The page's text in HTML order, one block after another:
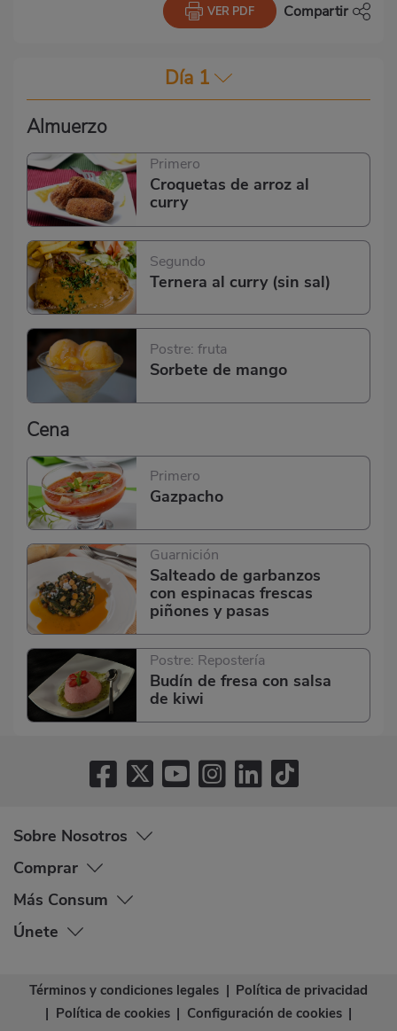
Compartir
VER PDF
Día 1
Almuerzo
Primero
Croquetas de arroz al
curry
Segundo
Ternera al curry (sin sal)
Postre: fruta
Sorbete de mango
Cena
Primero
Gazpacho
Guarnición
Salteado de garbanzos
con espinacas frescas
piñones y pasas
Postre: Repostería
Budín de fresa con salsa
de kiwi
Sobre Nosotros
Comprar
Más Consum
Únete
Términos y condiciones legales | Política de privacidad
| Política de cookies | Configuración de cookies |